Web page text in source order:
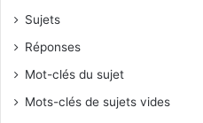
Sujets
Réponses
Mot-clés du sujet
Mots-clés de sujets vides